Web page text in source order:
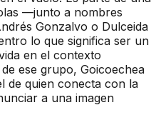
—junto a nombres
Gonzalvo o Dulceida
lo que significa ser un
en el contexto
ese grupo, Goicoechea
de quien conecta con la
a una imagen